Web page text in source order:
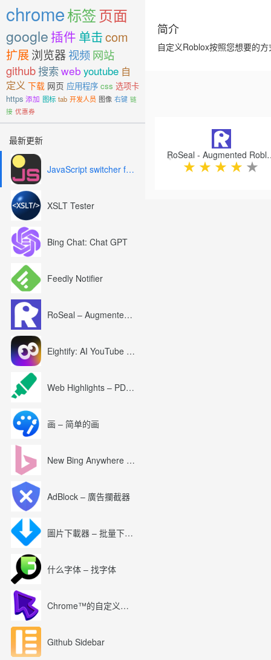
chrome标签页面
google 插件 单击com
扩展浏览器 视频网站
github搜索web youtube 自
定义 下载 网页 应用程序 css 选项卡
https 添加 图标 tab 开发人员 图像 右键 链
接 优惠券
最新更新
JavaScript switcher for SEO and development
XSLT Tester
Bing Chat: Chat GPT
Feedly Notifier
RoSeal – Augmented Roblox Experience
Eightify: AI YouTube Summary with ChatGPT
Web Highlights – PDF & Web Highlighter
画 – 简单的画
New Bing Anywhere (Bing Chat GPT-4)
AdBlock – 廣告攔截器
圖片下載器 – 批量下載圖片
什么字体 – 找字体
Chrome™的自定义光标
Github Sidebar
简介
自定义Roblox按照您想要的方
RoSeal -
★ ★ ★ ★ ★